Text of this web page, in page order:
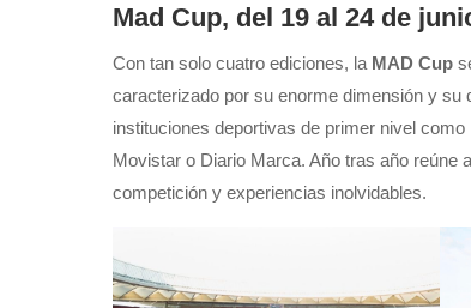
Mad Cup, del 19 al 24 de
Con tan solo cuatro ediciones, la MAD Cup
caracterizado por su enorme dimensión y su
instituciones deportivas de primer nivel
Movistar o Diario Marca. Año tras año reúne
competición y experiencias inolvidables.